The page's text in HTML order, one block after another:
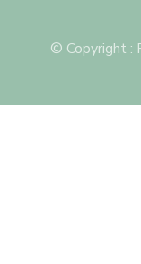
© Copyright :